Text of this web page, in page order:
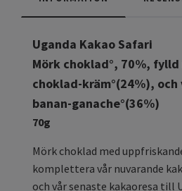
Uganda Kakao Safari
Mörk choklad°, 70%,
choklad-kräm°(24%),
banan-ganache°(36%)
70g
Mörk choklad med
komplettera vår nuvarande
och vår senaste kakaoresa till